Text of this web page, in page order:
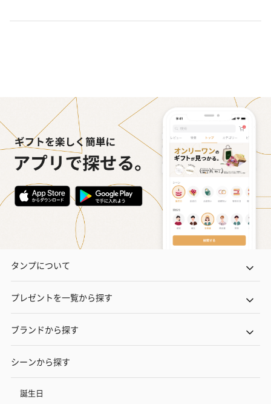
タンプについて
プレゼントを一覧から探す
ブランドから探す
シーンから探す
誕生日